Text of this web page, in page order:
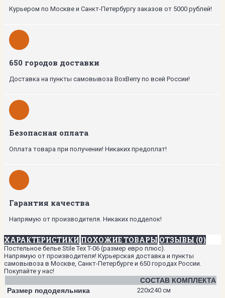
Курьером по Москве и Санкт-Петербургу заказов от 5000 рублей!
650 городов доставки
Доставка на пункты самовывоза BoxBerry по всей России!
Безопасная оплата
Оплата товара при получении! Никаких предоплат!
Гарантия качества
Напрямую от производителя. Никаких подделок!
ХАРАКТЕРИСТИКИ ПОХОЖИЕ ТОВАРЫ ОТЗЫВЫ (0)
Постельное белье Stile Tex T-06 (размер евро плюс).
Напрямую от производителя! Курьерская доставка и пункты
самовывоза в Москве, Санкт-Петербурге и 650 городах России.
Покупайте у нас!
СОСТАВ КОМПЛЕКТА
Размер пододеяльника
220х240 см